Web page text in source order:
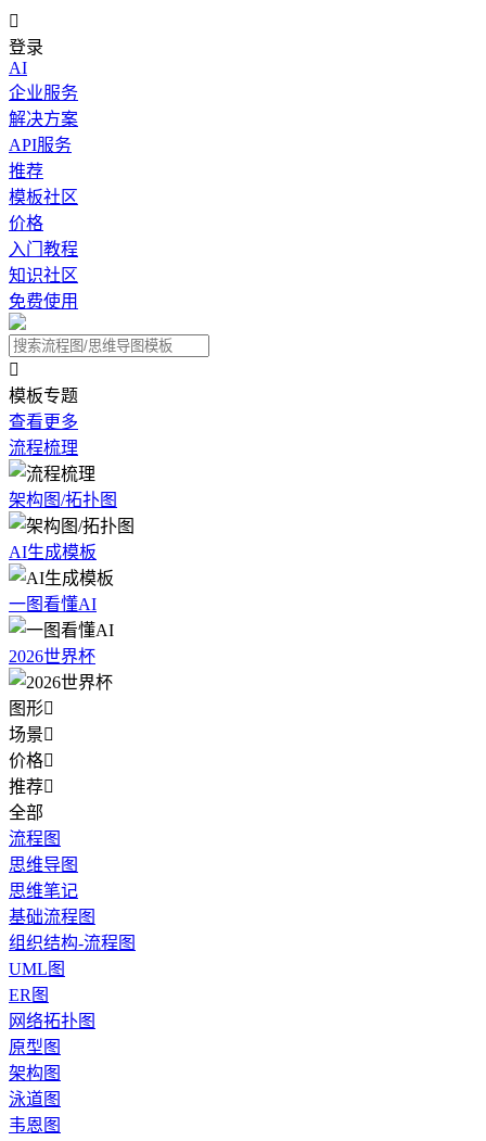

登录
AI
企业服务
解决方案
API服务
推荐
模板社区
价格
入门教程
知识社区
免费使用

模板专题
查看更多
流程梳理
架构图/拓扑图
AI生成模板
一图看懂AI
2026世界杯
图形
场景
价格
推荐
全部
流程图
思维导图
思维笔记
基础流程图
组织结构-流程图
UML图
ER图
网络拓扑图
原型图
架构图
泳道图
韦恩图